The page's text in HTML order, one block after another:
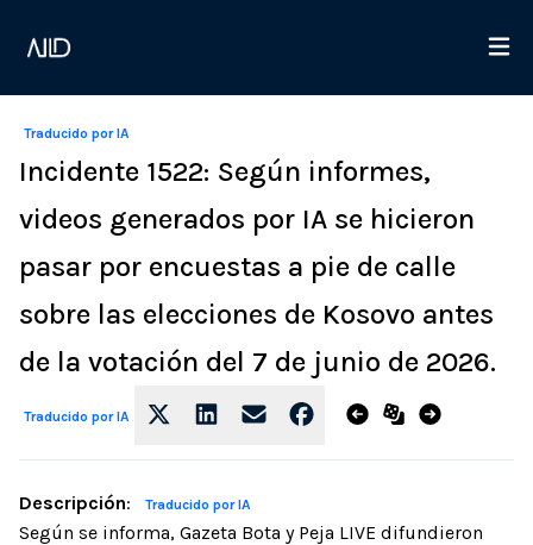
Traducido por IA
Incidente 1522: Según informes,
videos generados por IA se hicieron
pasar por encuestas a pie de calle
sobre las elecciones de Kosovo antes
de la votación del 7 de junio de 2026.
Traducido por IA
Descripción: Traducido por IA
Según se informa, Gazeta Bota y Peja LIVE difundieron